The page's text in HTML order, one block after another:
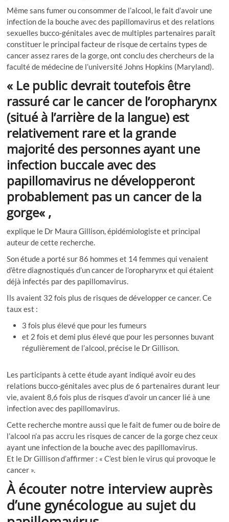
Même sans fumer ou consommer de l’alcool, le fait d’avoir une
infection de la bouche avec des papillomavirus et des relations
sexuelles bucco-génitales avec de multiples partenaires paraît
constituer le principal facteur de risque de certains types de
cancer assez rares de la gorge, ont conclu des chercheurs de la
faculté de médecine de l’université Johns Hopkins (Maryland).
« Le public devrait toutefois être
rassuré car le cancer de l’oropharynx
(situé à l’arrière de la langue) est
relativement rare et la grande
majorité des personnes ayant une
infection buccale avec des
papillomavirus ne développeront
probablement pas un cancer de la
gorge« ,
explique le Dr Maura Gillison, épidémiologiste et principal
auteur de cette recherche.
Son étude a porté sur 86 hommes et 14 femmes qui venaient
d’être diagnostiqués d’un cancer de l’oropharynx et qui étaient
déjà infectés par des papillomavirus.
Ils avaient 32 fois plus de risques de développer ce cancer. Ce
taux est :
3 fois plus élevé que pour les fumeurs
et 2 fois et demi plus élevé que pour les personnes buvant
régulièrement de l’alcool, précise le Dr Gillison.
Les participants à cette étude ayant indiqué avoir eu des
relations bucco-génitales avec plus de 6 partenaires durant leur
vie, avaient 8,6 fois plus de risques d’avoir un cancer lié à une
infection avec des papillomavirus.
Cette recherche montre aussi que le fait de fumer ou de boire de
l’alcool n’a pas accru les risques de cancer de la gorge chez ceux
ayant une infection de la bouche avec des papillomavirus.
Et le Dr Gillison d’affirmer : « C’est bien le virus qui provoque le
cancer ».
À écouter notre interview auprès
d’une gynécologue au sujet du